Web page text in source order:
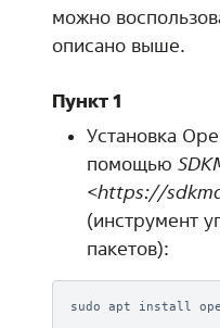
можно
описано выше.
Пункт 1
Установка
помощью
<https://
(инструмент
пакетов):
sudo apt install